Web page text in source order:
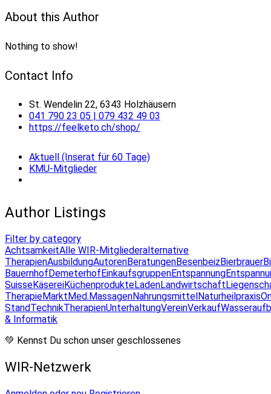
About this Author
Nothing to show!
Contact Info
St. Wendelin 22, 6343 Holzhäusern
041 790 23 05 | 079 432 49 03
https://feelketo.ch/shop/
Aktuell (Inserat für 60 Tage)
KMU-Mitglieder
Author Listings
Filter by category
AchtsamkeitAlle WIR-Mitgliederalternative
TherapienAusbildungAutorenBeratungenBesenbeizBierbrauer
BauernhofDemeterhofEinkaufsgruppenEntspannung
SuisseKäsereiKüchenprodukteLadenLandwirtschaft
TherapieMarktMed.MassagenNahrungsmittelNaturheilpraxis
StandTechnikTherapienUnterhaltungVereinVerkauf
& Informatik
💚 Kennst Du schon unser geschlossenes
WIR-Netzwerk